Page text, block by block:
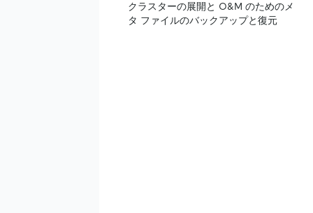
クラスターの展開と O&M のためのメ
タ ファイルのバックアップと復元